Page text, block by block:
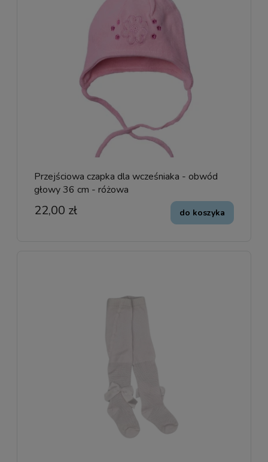
Przejściowa czapka dla wcześniaka - obwód
głowy 36 cm - różowa
22,00 zł do koszyka